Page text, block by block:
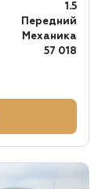
1.5
Передний
Механика
57 018